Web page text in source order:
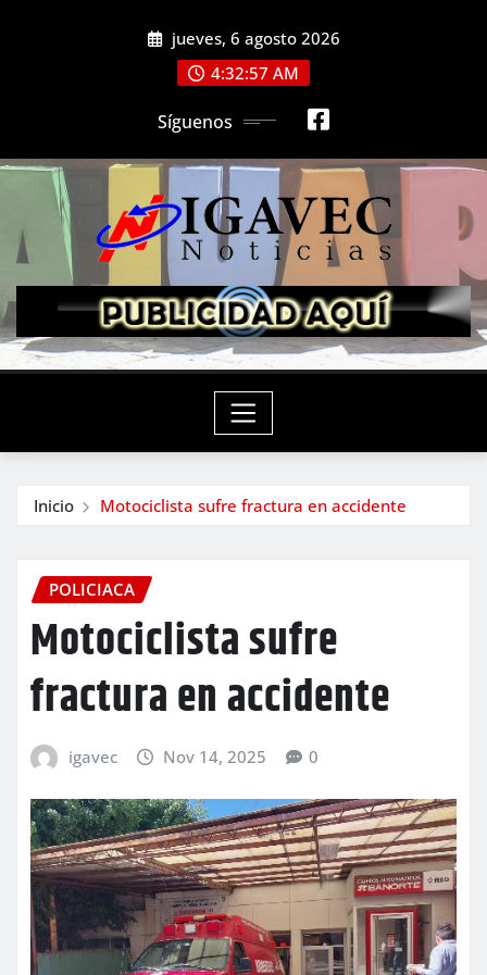
jueves, 6 agosto 2026
4:32:59 AM
Síguenos
Inicio Motociclista sufre fractura en accidente
POLICIACA
Motociclista sufre
fractura en accidente
igavec Nov 14, 2025 0